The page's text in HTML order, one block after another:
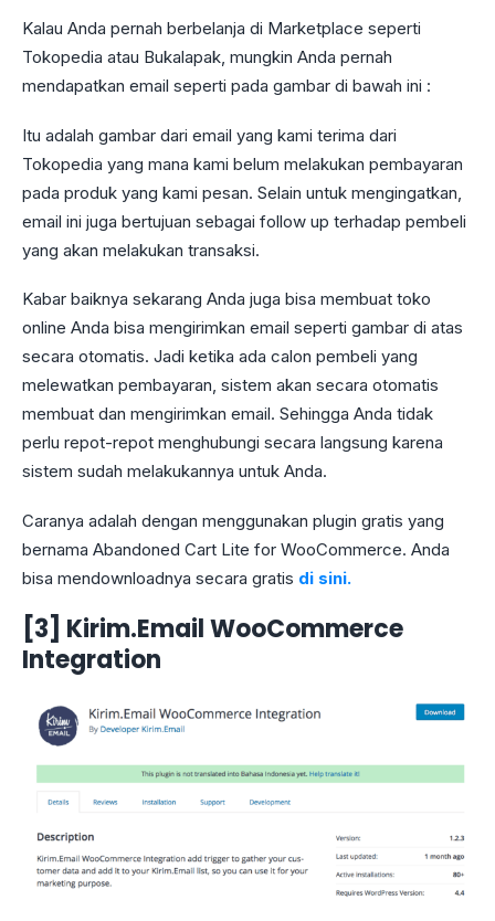
Kalau Anda pernah berbelanja di Marketplace seperti
Tokopedia atau Bukalapak, mungkin Anda pernah
mendapatkan email seperti pada gambar di bawah ini :
Itu adalah gambar dari email yang kami terima dari
Tokopedia yang mana kami belum melakukan pembayaran
pada produk yang kami pesan. Selain untuk mengingatkan,
email ini juga bertujuan sebagai follow up terhadap pembeli
yang akan melakukan transaksi.
Kabar baiknya sekarang Anda juga bisa membuat toko
online Anda bisa mengirimkan email seperti gambar di atas
secara otomatis. Jadi ketika ada calon pembeli yang
melewatkan pembayaran, sistem akan secara otomatis
membuat dan mengirimkan email. Sehingga Anda tidak
perlu repot-repot menghubungi secara langsung karena
sistem sudah melakukannya untuk Anda.
Caranya adalah dengan menggunakan plugin gratis yang
bernama Abandoned Cart Lite for WooCommerce. Anda
bisa mendownloadnya secara gratis di sini.
[3] Kirim.Email WooCommerce
Integration